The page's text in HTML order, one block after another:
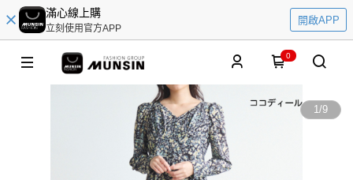
滿心線上購
立刻使用官方APP
開啟APP
0
1/9